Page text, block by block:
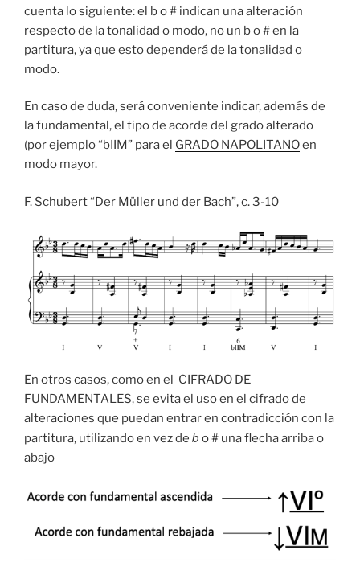
cuenta lo siguiente: el b o # indican una alteración
respecto de la tonalidad o modo, no un b o # en la
partitura, ya que esto dependerá de la tonalidad o
modo.
En caso de duda, será conveniente indicar, además de
la fundamental, el tipo de acorde del grado alterado
(por ejemplo “bIIM” para el GRADO NAPOLITANOen
modo mayor.
F. Schubert “Der Müller und der Bach”, c. 3-10
En otros casos, como en el CIFRADO DE
FUNDAMENTALES, se evita el uso en el cifrado de
alteraciones que puedan entrar en contradicción con la
partitura, utilizando en vez de b o # una flecha arriba o
abajo